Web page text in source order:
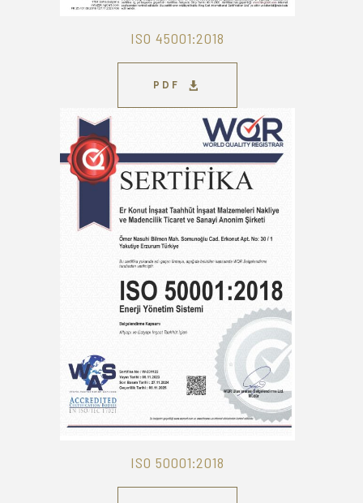
ISO 45001:2018
PDF
ISO 50001:2018